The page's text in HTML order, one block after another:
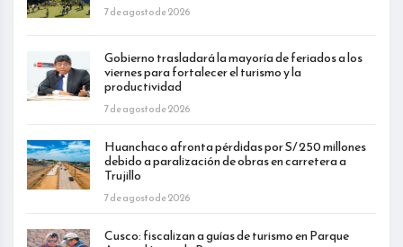
7 de agosto de 2026
Gobierno trasladará la mayoría de feriados a los
viernes para fortalecer el turismo y la
productividad
7 de agosto de 2026
Huanchaco afronta pérdidas por S/ 250 millones
debido a paralización de obras en carretera a
Trujillo
7 de agosto de 2026
Cusco: fiscalizan a guías de turismo en Parque